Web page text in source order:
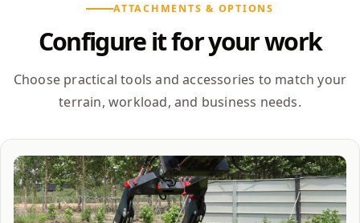
ATTACHMENTS & OPTIONS
Configure it for your work
Choose practical tools and accessories to match your
terrain, workload, and business needs.